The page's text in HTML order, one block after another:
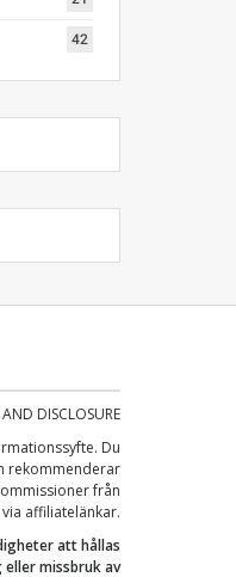
42
DISCLOSURE
Du
rekommenderar
från
affiliatelänkar.
att hållas
missbruk av